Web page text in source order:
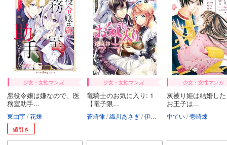
少女・女性マンガ
悪役令嬢は嫌なので、医
務室助手...
東由宇 花煉
値引き
少女・女性マンガ
竜騎士のお気に入り: 1
【電子限...
蒼崎律 織川あさぎ 伊藤明十
少女・女性マンガ
灰被り姫は結婚し
お王子は...
中てい 壱崎煉